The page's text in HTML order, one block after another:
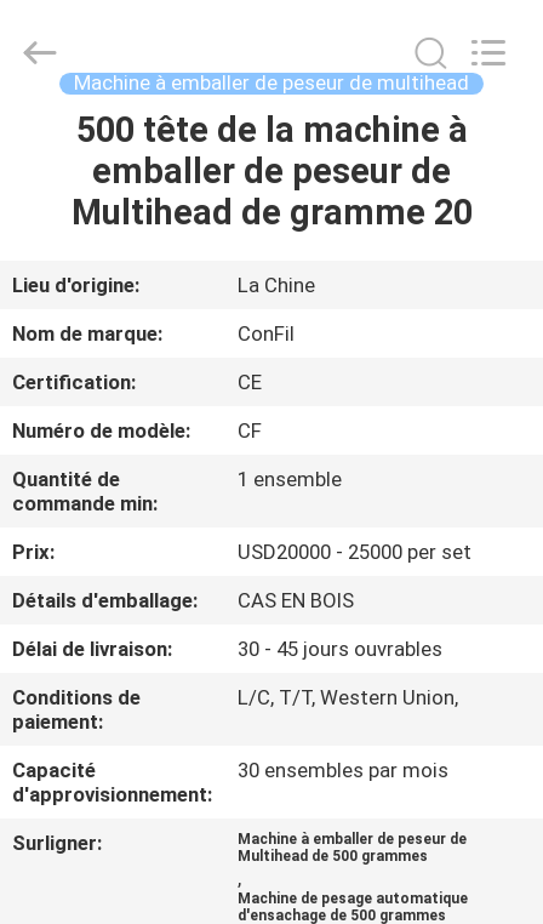
MAISON
PRODUITS
VIDÉOS
SUJET
DE
NOUS
VISITE
D'USINE
CONTRÔLE
DE
QUALITÉ
DEMANDEZ
2025
ConFil
Machine à emballer de peseur de multihead
500 tête de la machine à
emballer de peseur de
Multihead de gramme 20
Lieu d'origine:
La Chine
Nom de marque:
ConFil
Certification:
CE
Numéro de modèle:
CF
Quantité de
commande min:
1 ensemble
Prix:
USD20000 - 25000 per set
Détails d'emballage:
CAS EN BOIS
Délai de livraison:
30 - 45 jours ouvrables
Conditions de
paiement:
L/C, T/T, Western Union,
Capacité
d'approvisionnement:
30 ensembles par mois
Surligner:
Machine à emballer de peseur de
Multihead de 500 grammes
,
Machine de pesage automatique
d'ensachage de 500 grammes